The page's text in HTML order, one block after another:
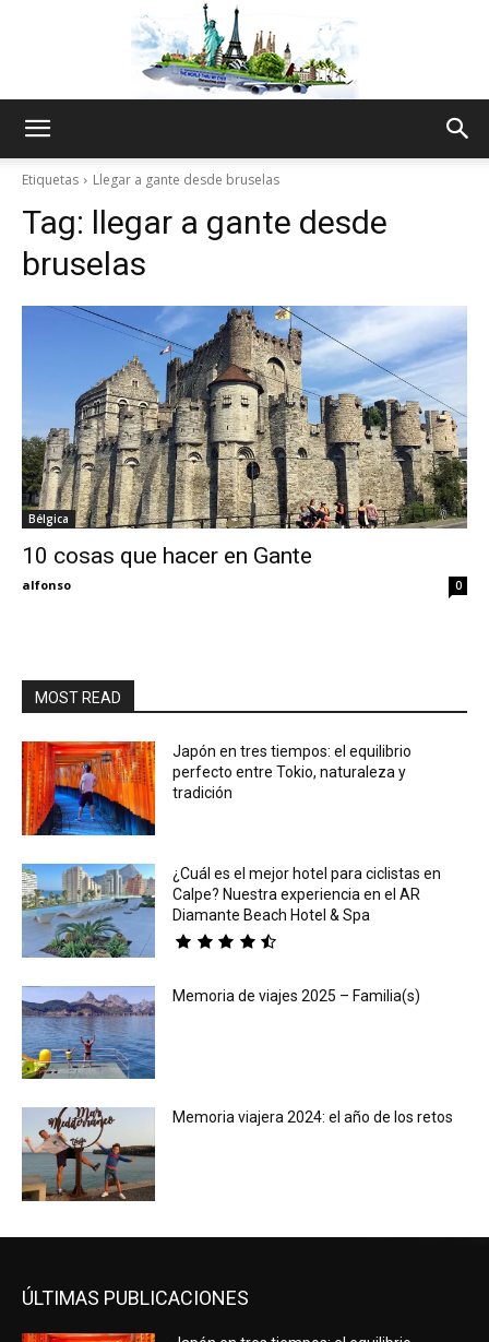
Thru
My
Etiquetas Llegar a gante desde bruselas
Tag: llegar a gante desde
bruselas
Bélgica
10 cosas que hacer en Gante
alfonso 0
MOST READ
Japón en tres tiempos: el equilibrio
perfecto entre Tokio, naturaleza y
tradición
¿Cuál es el mejor hotel para ciclistas en
Calpe? Nuestra experiencia en el AR
Diamante Beach Hotel & Spa
Memoria de viajes 2025 – Familia(s)
Memoria viajera 2024: el año de los retos
ÚLTIMAS PUBLICACIONES